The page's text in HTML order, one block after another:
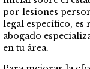
por lesiones
legal específico,
abogado
en tu área.